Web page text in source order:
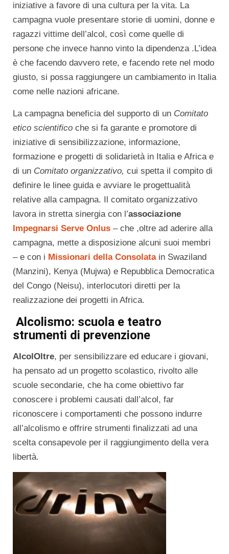
iniziative a favore di una cultura per la vita. La
campagna vuole presentare storie di uomini, donne e
ragazzi vittime dell’alcol, così come quelle di
persone che invece hanno vinto la dipendenza .L’idea
è che facendo davvero rete, e facendo rete nel modo
giusto, si possa raggiungere un cambiamento in Italia
come nelle nazioni africane.
La campagna beneficia del supporto di un Comitato
etico scientifico che si fa garante e promotore di
iniziative di sensibilizzazione, informazione,
formazione e progetti di solidarietà in Italia e Africa e
di un Comitato organizzativo, cui spetta il compito di
definire le linee guida e avviare le progettualità
relative alla campagna. Il comitato organizzativo
lavora in stretta sinergia con l’associazione
Impegnarsi Serve Onlus – che ,oltre ad aderire alla
campagna, mette a disposizione alcuni suoi membri
– e con i Missionari della Consolatain Swaziland
(Manzini), Kenya (Mujwa) e Repubblica Democratica
del Congo (Neisu), interlocutori diretti per la
realizzazione dei progetti in Africa.
Alcolismo: scuola e teatro
strumenti di prevenzione
AlcolOltre, per sensibilizzare ed educare i giovani,
ha pensato ad un progetto scolastico, rivolto alle
scuole secondarie, che ha come obiettivo far
conoscere i problemi causati dall’alcol, far
riconoscere i comportamenti che possono indurre
all’alcolismo e offrire strumenti finalizzati ad una
scelta consapevole per il raggiungimento della vera
libertà.